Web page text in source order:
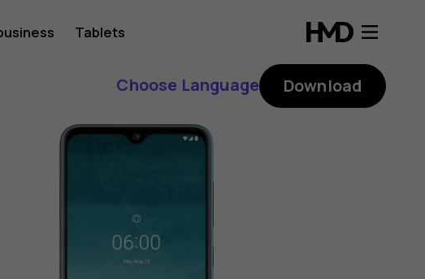
Tablets
Choose Language Download